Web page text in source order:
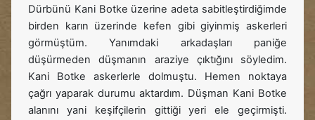
Dürbünü Kani Botke üzerine adeta sabitleştirdiğimde
birden karın üzerinde kefen gibi giyinmiş askerleri
görmüştüm. Yanımdaki arkadaşları paniğe
düşürmeden düşmanın araziye çıktığını söyledim.
Kani Botke askerlerle dolmuştu. Hemen noktaya
çağrı yaparak durumu aktardım. Düşman Kani Botke
alanını yani keşifçilerin gittiği yeri ele geçirmişti.